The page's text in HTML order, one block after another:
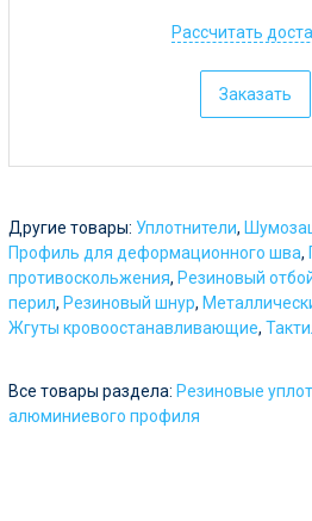
о
т
5
р
б
.
Рассчитать
Заказать
Другие товары: Уплотнители,
Профиль для деформационного шва,
противоскольжения, Резиновый
перил, Резиновый шнур,
Жгуты кровоостанавливающие,
Все товары раздела: Резиновые
алюминиевого профиля